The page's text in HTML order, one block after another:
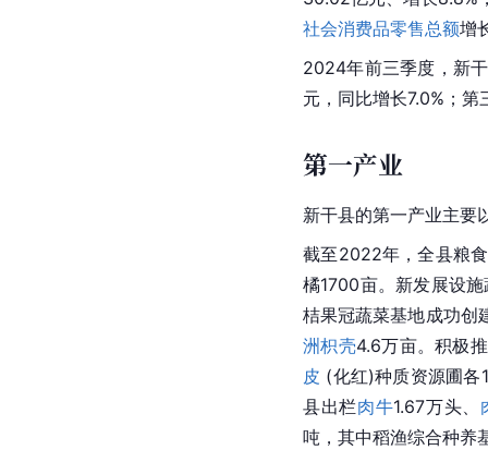
社会消费品零售总额增
2024年前三季度，新
元，同比增长7.0%；
第一产业
新干县的第一产业主要
截至2022年，全县粮
橘1700亩。新发展设
桔果冠蔬菜基地成功创
洲枳壳4.6万亩。积极
皮 (化红)种质资源圃各
县出栏肉牛1.67万头、
吨，其中稻渔综合种养